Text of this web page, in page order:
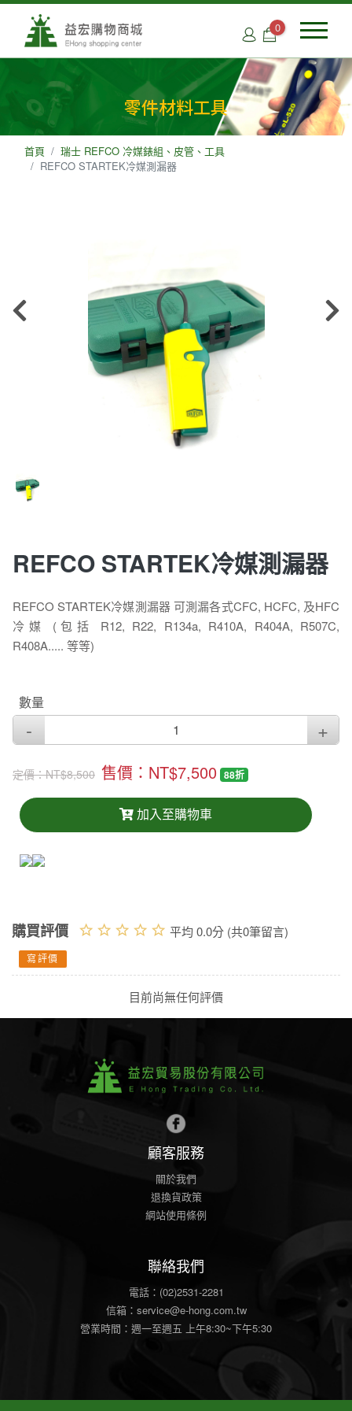
0
零件材料工具
首頁
瑞士 REFCO 冷媒錶組、皮管、工具
REFCO STARTEK冷媒測漏器
REFCO STARTEK冷媒測漏器
REFCO STARTEK冷媒測漏器 可測漏各式CFC, HCFC, 及HFC
冷媒 (包括 R12, R22, R134a, R410A, R404A, R507C,
R408A..... 等等)
數量
定價：NT$8,500 售價：NT$7,500 88折
加入至購物車
購買評價 平均 0.0分 (共0筆留言)
寫評價
目前尚無任何評價
顧客服務
關於我們
退換貨政策
網站使用條例
聯絡我們
電話：(02)2531-2281
信箱： service@e-hong.com.tw
營業時間：週一至週五 上午8:30~下午5:30